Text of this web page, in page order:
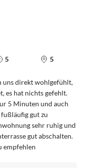
5 5
uns direkt wohlgefühlt,
es hat nichts gefehlt.
5 Minuten und auch
gut zu
sehr ruhig und
gut abschalten.
empfehlen